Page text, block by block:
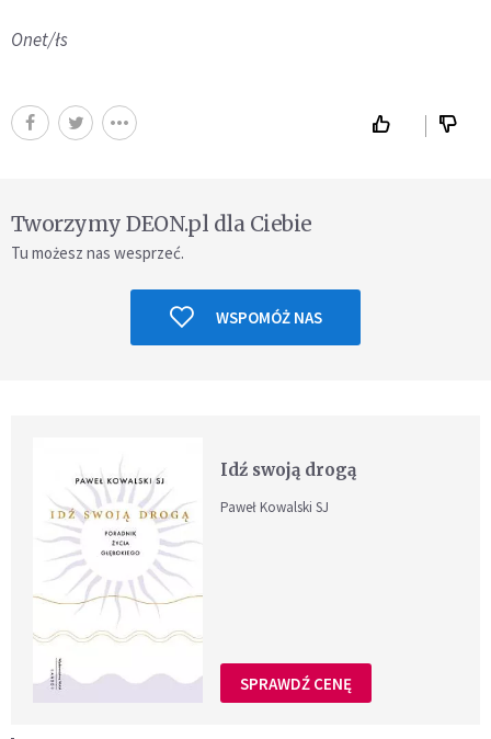
Onet/łs
Tworzymy DEON.pl dla Ciebie
Tu możesz nas wesprzeć.
WSPOMÓŻ NAS
Idź swoją drogą
Paweł Kowalski SJ
SPRAWDŹ CENĘ